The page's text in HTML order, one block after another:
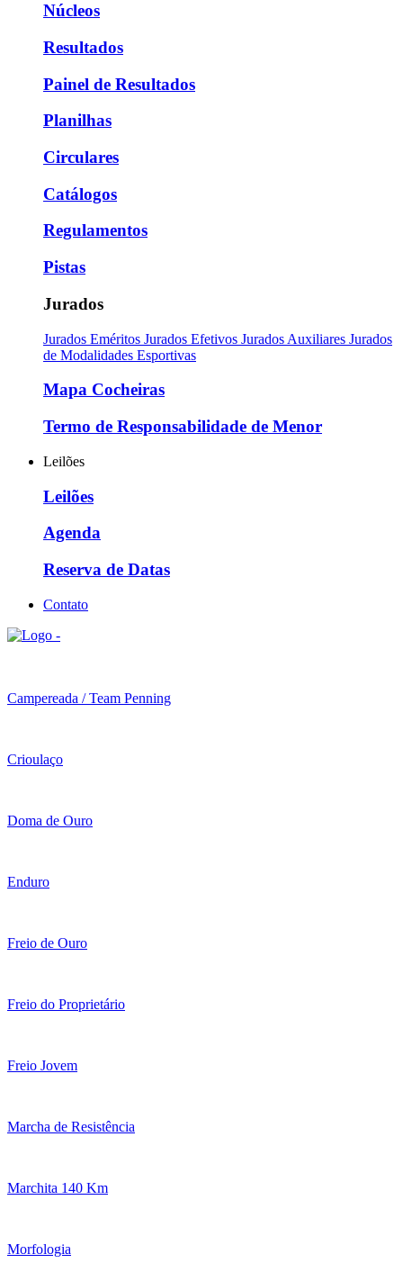
Núcleos
Resultados
Painel de Resultados
Planilhas
Circulares
Catálogos
Regulamentos
Pistas
Jurados
Jurados Eméritos Jurados Efetivos Jurados Auxiliares Jurados
de Modalidades Esportivas
Mapa Cocheiras
Termo de Responsabilidade de Menor
Leilões
Leilões
Agenda
Reserva de Datas
Contato
Campereada / Team Penning
Crioulaço
Doma de Ouro
Enduro
Freio de Ouro
Freio do Proprietário
Freio Jovem
Marcha de Resistência
Marchita 140 Km
Morfologia